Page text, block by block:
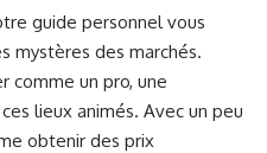
guide personnel vous
mystères des marchés.
comme un pro, une
lieux animés. Avec un peu
obtenir des prix